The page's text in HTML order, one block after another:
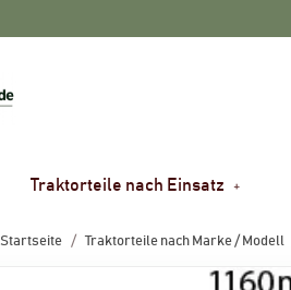
Traktorteile nach Einsatz
Startseite Traktorteile nach Marke / Modell